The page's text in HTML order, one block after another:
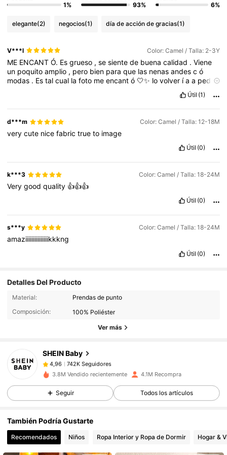
1%
93%
6%
elegante(2) negocios(1) día de acción de gracias(1)
V***l Color: Camel / Talla: 2-3Y
ME ENCANTÓ. Esgrueso ,sesientede buenacalidad .Viene
un poquitoamplio , pero bien paraque las nenasandescó
modas . Estalcual lafoto meencantó🤍✨ lovolver íaa pedir
Útil (1)
d***m Color: Camel / Talla: 12-18M
verycute nicefabrictrueto image
Útil (0)
k***3 Color: Camel / Talla: 18-24M
Verygoodquality 👍👍👍
Útil (0)
s***y Color: Camel / Talla: 18-24M
amaziiiiiiiiiiiiiiikkkng
Útil (0)
Detalles Del Producto
Material:
Prendas de punto
Composición:
100% Poliéster
Ver más
SHEIN Baby
742K Seguidores
4,96
742K Seguidores
a***j pagóHace 1 día
4,96 742K Seguidores
4,96 742K Seguidores
3.8M Vendido recientemente 4.1M Recompra
Seguir Todos los artículos
También Podría Gustarte
Recomendados Niños Ropa Interior y Ropa de Dormir Hogar &